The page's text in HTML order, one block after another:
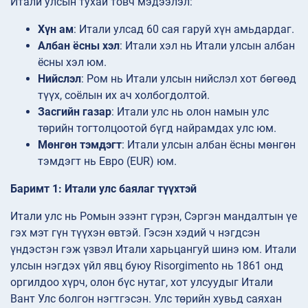
Хүн ам: Итали улсад 60 сая гаруй хүн амьдардаг.
Албан ёсны хэл: Итали хэл нь Итали улсын албан
ёсны хэл юм.
Нийслэл: Ром нь Итали улсын нийслэл хот бөгөөд
түүх, соёлын их ач холбогдолтой.
Засгийн газар: Итали улс нь олон намын улс
төрийн тогтолцоотой бүгд найрамдах улс юм.
Мөнгөн тэмдэгт: Итали улсын албан ёсны мөнгөн
тэмдэгт нь Евро (EUR) юм.
Баримт 1: Итали улс баялаг түүхтэй
Итали улс нь Ромын эзэнт гүрэн, Сэргэн мандалтын үе
гэх мэт гүн түүхэн өвтэй. Гэсэн хэдий ч нэгдсэн
үндэстэн гэж үзвэл Итали харьцангуй шинэ юм. Итали
улсын нэгдэх үйл явц буюу Risorgimento нь 1861 онд
оргилдоо хүрч, олон бүс нутаг, хот улсуудыг Итали
Вант Улс болгон нэгтгэсэн. Улс төрийн хувьд саяхан